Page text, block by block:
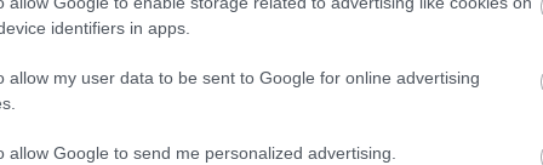
identifiers in apps.
allow my user data to be sent to Google for online advertising
allow Google to send me personalized advertising.
της ενυδάτωσης μπορεί να εμποδίσει ή
στην καρδιά και οδηγούν σε καρδιακή